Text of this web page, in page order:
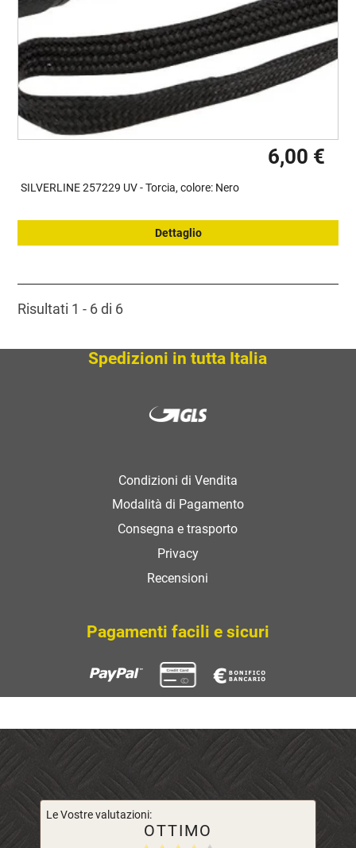
6,00 €
SILVERLINE 257229 UV - Torcia, colore: Nero
Dettaglio
Risultati 1 - 6 di 6
Spedizioni in tutta Italia
Condizioni di Vendita
Modalità di Pagamento
Consegna e trasporto
Privacy
Recensioni
Pagamenti facili e sicuri
Le Vostre valutazioni:
OTTIMO